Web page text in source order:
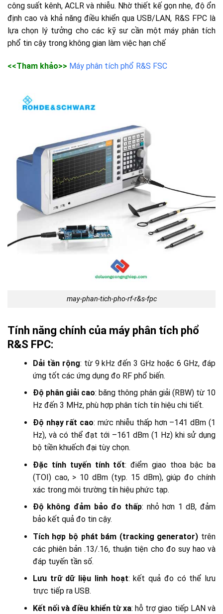
công suất kênh, ACLR và nhiễu. Nhờ thiết kế gọn nhẹ, độ ổn
định cao và khả năng điều khiển qua USB/LAN, R&S FPC là
lựa chọn lý tưởng cho các kỹ sư cần một máy phân tích
phổ tin cậy trong không gian làm việc hạn chế
<<Tham khảo>> Máy phân tích phổ R&S FSC
may-phan-tich-pho-rf-r&s-fpc
Tính năng chính của máy phân tích phổ
R&S FPC:
Dải tần rộng: từ 9 kHz đến 3 GHz hoặc 6 GHz, đáp
ứng tốt các ứng dụng đo RF phổ biến.
Độ phân giải cao: băng thông phân giải (RBW) từ 10
Hz đến 3 MHz, phù hợp phân tích tín hiệu chi tiết.
Độ nhạy rất cao: mức nhiễu thấp hơn –141 dBm (1
Hz), và có thể đạt tới –161 dBm (1 Hz) khi sử dụng
bộ tiền khuếch đại tùy chọn.
Đặc tính tuyến tính tốt: điểm giao thoa bậc ba
(TOI) cao, > 10 dBm (typ. 15 dBm), giúp đo chính
xác trong môi trường tín hiệu phức tạp.
Độ không đảm bảo đo thấp: nhỏ hơn 1 dB, đảm
bảo kết quả đo tin cậy.
Tích hợp bộ phát bám (tracking generator) trên
các phiên bản .13/.16, thuận tiện cho đo suy hao và
đáp tuyến tần số.
Lưu trữ dữ liệu linh hoạt: kết quả đo có thể lưu
trực tiếp ra USB.
Kết nối và điều khiển từ xa: hỗ trợ giao tiếp LAN và